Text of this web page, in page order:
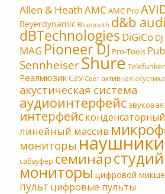
Allen & HeathAMC AMC Pro
Beyerdynamic Bluetooth d&b
dBTechnologies DiGiCo DJ
MAG Pioneer DJ Pro-Tools
SennheiserShure
РеалмюзикСЗУ Свет активная акустика
акустическая система
аудиоинтерфейс
интерфейс
линейный массив
мониторы наушники
сабвуфер семинар
мониторы цифровой
пульт цифровые пульты